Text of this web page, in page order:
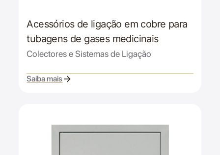
Acessórios de ligação em cobre para
tubagens de gases medicinais
Colectores e Sistemas de Ligação
Saiba mais